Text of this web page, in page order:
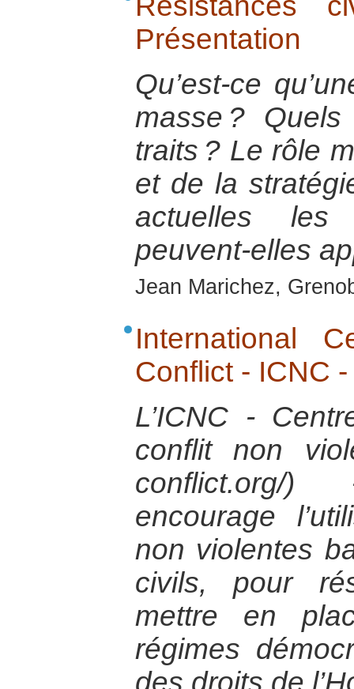
Présentation
Qu’est-ce
masse ?
traits ? Le rôle
et de la
actuelles les
peuvent-elles
Jean Marichez,
International
Conflict - ICNC
L’ICNC -
conflit non
encourage
non violentes
civils, pour
mettre en
régimes
des droits de